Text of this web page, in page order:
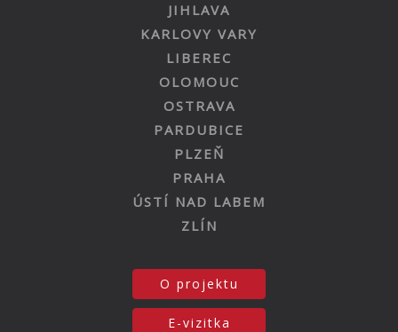
JIHLAVA
KARLOVY VARY
LIBEREC
OLOMOUC
OSTRAVA
PARDUBICE
PLZEŇ
PRAHA
ÚSTÍ NAD LABEM
ZLÍN
O projektu
E-vizitka